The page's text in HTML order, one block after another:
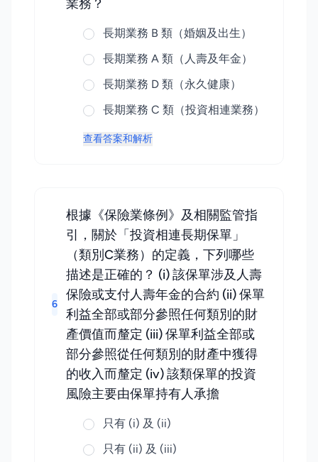
業務？
長期業務 B 類（婚姻及出生）
長期業務 A 類（人壽及年金）
長期業務 D 類（永久健康）
長期業務 C 類（投資相連業務）
查看答案和解析
6
根據《保險業條例》及相關監管指
引，關於「投資相連長期保單」
（類別C業務）的定義，下列哪些
描述是正確的？ (i) 該保單涉及人壽
保險或支付人壽年金的合約 (ii) 保單
利益全部或部分參照任何類別的財
產價值而釐定 (iii) 保單利益全部或
部分參照從任何類別的財產中獲得
的收入而釐定 (iv) 該類保單的投資
風險主要由保單持有人承擔
只有 (i) 及 (ii)
只有 (ii) 及 (iii)